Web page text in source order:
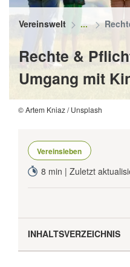
Vereinswelt
Rechte &
Umgang mit
© Artem Kniaz / Unsplash
Vereinsleben
8 min | Zuletzt
INHALTSVERZEICHNIS